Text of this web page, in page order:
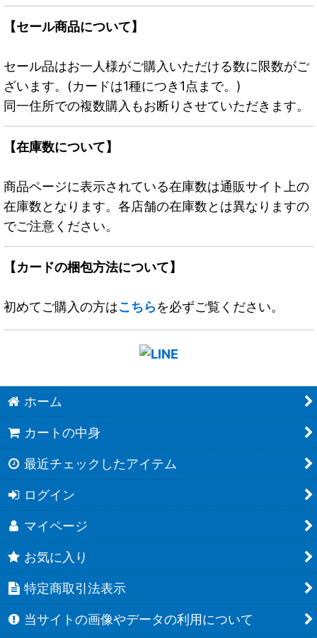
【セール商品について】
セール品はお一人様がご購入いただける数に限数がご
ざいます。(カードは1種につき1点まで。)
同一住所での複数購入もお断りさせていただきます。
【在庫数について】
商品ページに表示されている在庫数は通販サイト上の
在庫数となります。各店舗の在庫数とは異なりますの
でご注意ください。
【カードの梱包方法について】
初めてご購入の方はこちらを必ずご覧ください。
ホーム
カートの中身
最近チェックしたアイテム
ログイン
マイページ
お気に入り
特定商取引法表示
当サイトの画像やデータの利用について